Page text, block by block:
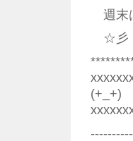
週末
☆彡